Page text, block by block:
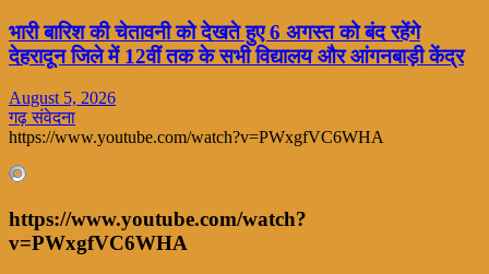
भारी बारिश की चेतावनी को देखते हुए 6 अगस्त को बंद रहेंगे
देहरादून जिले में 12वीं तक के सभी विद्यालय और आंगनबाड़ी केंद्र
August 5, 2026
गढ़ संवेदना
https://www.youtube.com/watch?v=PWxgfVC6WHA
https://www.youtube.com/watch?
v=PWxgfVC6WHA